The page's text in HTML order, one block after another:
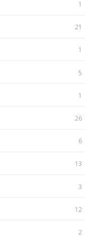
1
21
1
5
1
26
6
13
3
12
2